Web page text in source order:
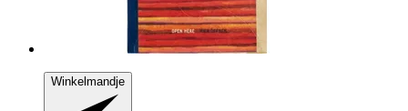
Winkelmandje